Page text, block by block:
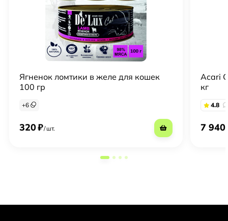
Ягненок ломтики в желе для кошек
100 гр
+6
320₽/ шт.
Acari
кг
4.8
7 940